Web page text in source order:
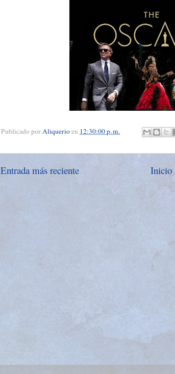
Publicado por Aliquerioen 12:30:00 p. m.
Entrada más reciente Inicio